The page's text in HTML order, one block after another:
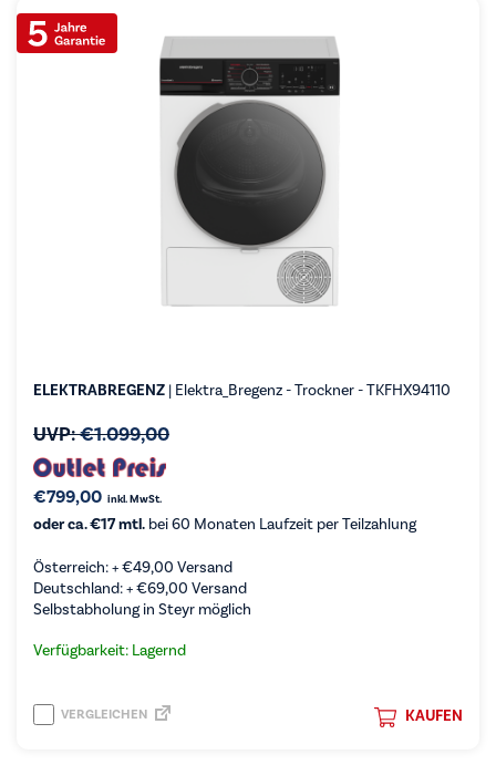
ELEKTRABREGENZ | Elektra_Bregenz - Trockner - TKFHX94110
UVP:€1.099,00
€799,00 inkl. MwSt.
oder ca. €17 mtl. bei 60 Monaten Laufzeit per Teilzahlung
Österreich: +€49,00 Versand
Deutschland: +€69,00 Versand
Selbstabholung in Steyr möglich
Verfügbarkeit: Lagernd
KAUFEN
VERGLEICHEN